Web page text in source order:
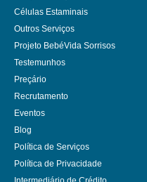
Células Estaminais
Outros Serviços
Projeto BebéVida Sorrisos
Testemunhos
Preçário
Recrutamento
Eventos
Blog
Política de Serviços
Política de Privacidade
Intermediário de Crédito